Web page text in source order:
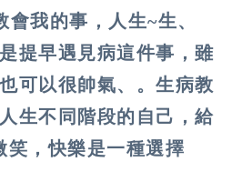
我的事，人生~生、
提早遇見病這件事，雖
可以很帥氣、。生病教
生不同階段的自己，給
笑，快樂是一種選擇